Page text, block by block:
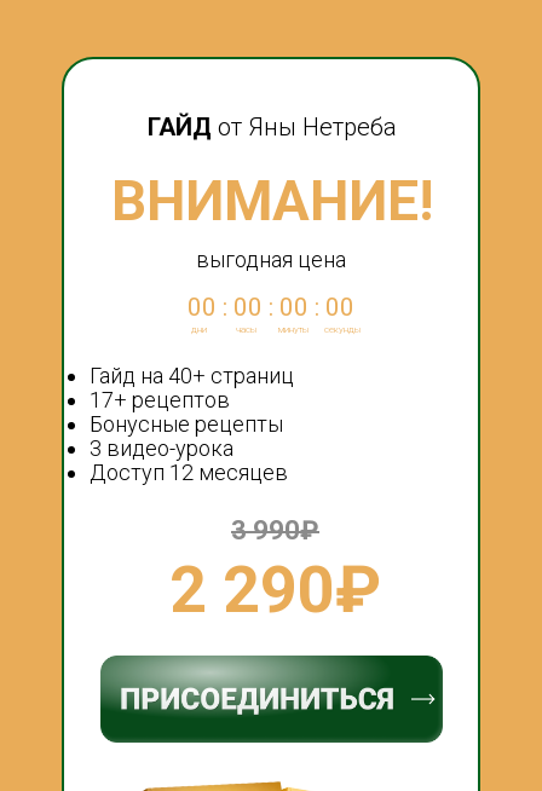
3 990₽
2 290₽
ВНИМАНИЕ!
Гайд на 40+ страниц
17+ рецептов
Бонусные рецепты
3 видео-урока
Доступ 12 месяцев
выгодная цена
ГАЙД от Яны Нетреба
секунды
минуты
дни часы
00 : 00 : 00 : 00